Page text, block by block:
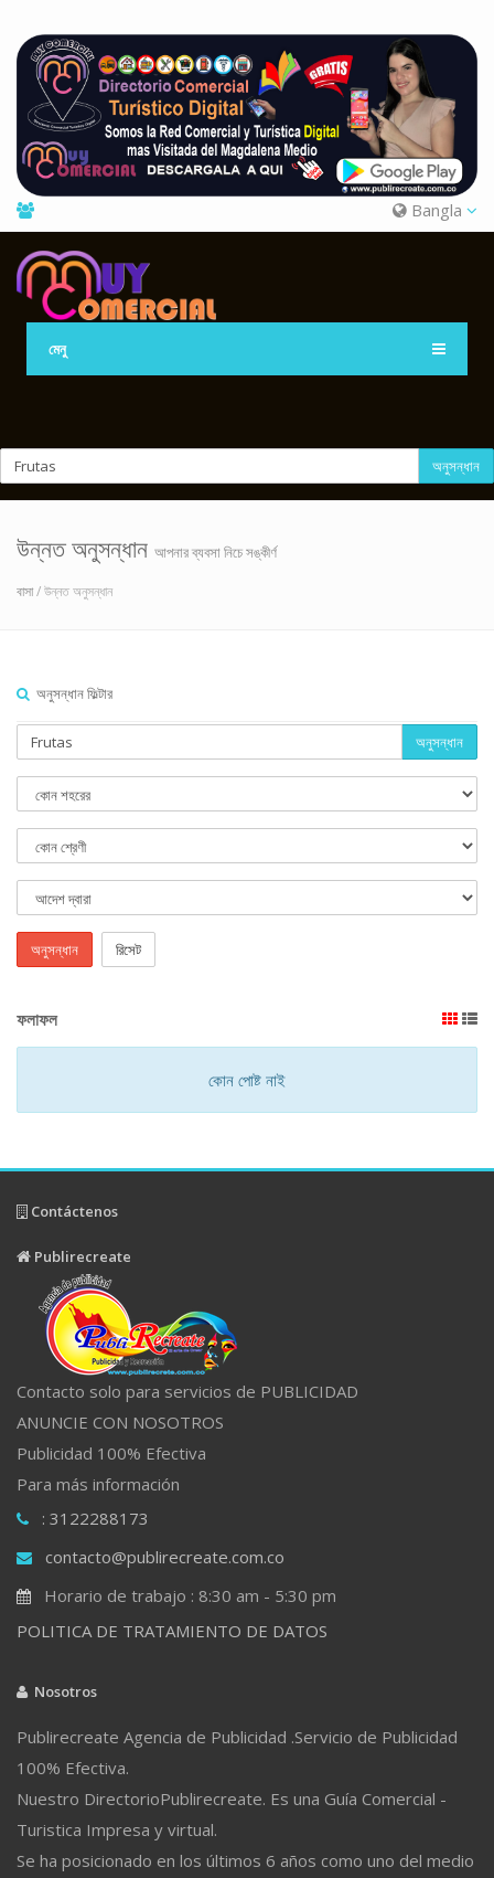
Bangla
মেনু
অনুসন্ধান
উন্নত অনুসন্ধান আপনার ব্যবসা নিচে সঙ্কীর্ণ
বাসা/ উন্নত অনুসন্ধান
অনুসন্ধান ফিল্টার
অনুসন্ধান
অনুসন্ধান রিসেট
ফলাফল
কোন পোষ্ট নাই
Contáctenos
Publirecreate
Contacto solo para servicios de PUBLICIDAD
ANUNCIE CON NOSOTROS
Publicidad 100% Efectiva
Para más información
: 3122288173
contacto@publirecreate.com.co
Horario de trabajo : 8:30 am - 5:30 pm
POLITICA DE TRATAMIENTO DE DATOS
Nosotros
Publirecreate Agencia de Publicidad .Servicio de Publicidad
100% Efectiva.
Nuestro DirectorioPublirecreate. Es una Guía Comercial -
Turistica Impresa y virtual.
Se ha posicionado en los últimos 6 años como uno del medio